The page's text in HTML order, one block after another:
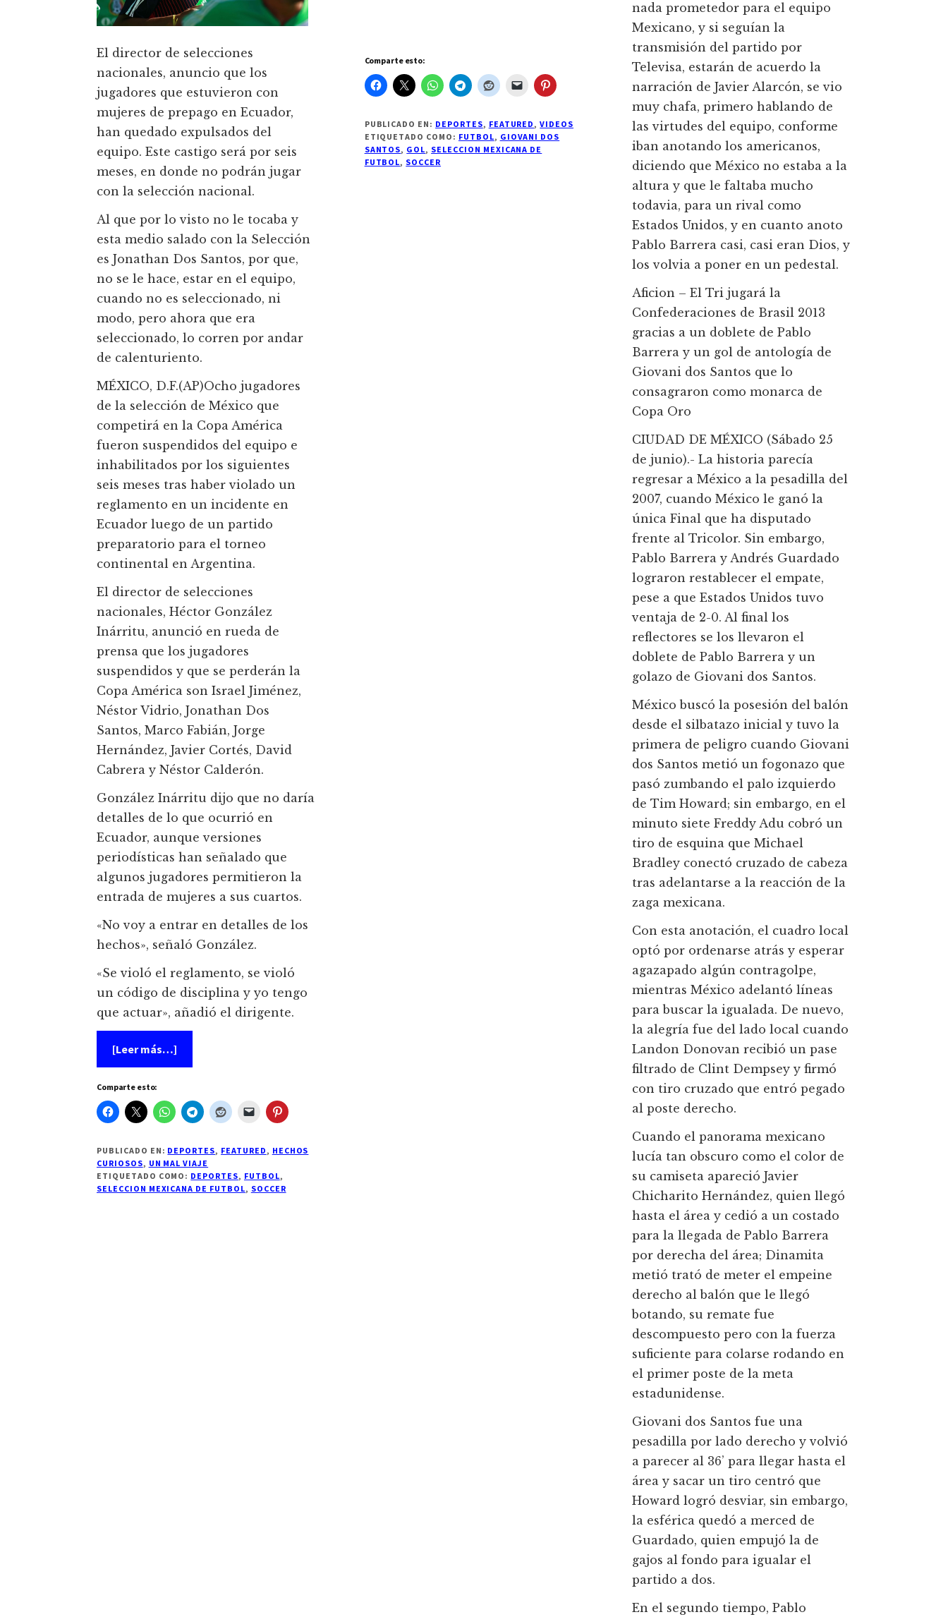
El director de selecciones
nacionales, anuncio que los
jugadores que estuvieron con
mujeres de prepago en Ecuador,
han quedado expulsados del
equipo. Este castigo será por seis
meses, en donde no podrán jugar
con la selección nacional.
Al que por lo visto no le tocaba y
esta medio salado con la Selección
es Jonathan Dos Santos, por que,
no se le hace, estar en el equipo,
cuando no es seleccionado, ni
modo, pero ahora que era
seleccionado, lo corren por andar
de calenturiento.
MÉXICO, D.F.(AP)Ocho jugadores
de la selección de México que
competirá en la Copa América
fueron suspendidos del equipo e
inhabilitados por los siguientes
seis meses tras haber violado un
reglamento en un incidente en
Ecuador luego de un partido
preparatorio para el torneo
continental en Argentina.
El director de selecciones
nacionales, Héctor González
Inárritu, anunció en rueda de
prensa que los jugadores
suspendidos y que se perderán la
Copa América son Israel Jiménez,
Néstor Vidrio, Jonathan Dos
Santos, Marco Fabián, Jorge
Hernández, Javier Cortés, David
Cabrera y Néstor Calderón.
González Inárritu dijo que no daría
detalles de lo que ocurrió en
Ecuador, aunque versiones
periodísticas han señalado que
algunos jugadores permitieron la
entrada de mujeres a sus cuartos.
«No voy a entrar en detalles de los
hechos», señaló González.
«Se violó el reglamento, se violó
un código de disciplina y yo tengo
que actuar», añadió el dirigente.
[Leer más…]
Expulsan
a
involucrados
de
mujeres
de
la
vida
Comparte esto:
PUBLICADO EN: DEPORTES, FEATURED, HECHOS
CURIOSOS, UN MAL VIAJE
ETIQUETADO COMO: DEPORTES, FUTBOL,
SELECCION MEXICANA DE FUTBOL, SOCCER
Comparte esto:
PUBLICADO EN: DEPORTES, FEATURED,VIDEOS
ETIQUETADO COMO: FUTBOL, GIOVANI DOS
SANTOS, GOL, SELECCION MEXICANA DE
FUTBOL, SOCCER
nada prometedor para el equipo
Mexicano, y si seguían la
transmisión del partido por
Televisa, estarán de acuerdo la
narración de Javier Alarcón, se vio
muy chafa, primero hablando de
las virtudes del equipo, conforme
iban anotando los americanos,
diciendo que México no estaba a la
altura y que le faltaba mucho
todavia, para un rival como
Estados Unidos, y en cuanto anoto
Pablo Barrera casi, casi eran Dios, y
los volvia a poner en un pedestal.
Aficion – El Tri jugará la
Confederaciones de Brasil 2013
gracias a un doblete de Pablo
Barrera y un gol de antología de
Giovani dos Santos que lo
consagraron como monarca de
Copa Oro
CIUDAD DE MÉXICO (Sábado 25
de junio).- La historia parecía
regresar a México a la pesadilla del
2007, cuando México le ganó la
única Final que ha disputado
frente al Tricolor. Sin embargo,
Pablo Barrera y Andrés Guardado
lograron restablecer el empate,
pese a que Estados Unidos tuvo
ventaja de 2-0. Al final los
reflectores se los llevaron el
doblete de Pablo Barrera y un
golazo de Giovani dos Santos.
México buscó la posesión del balón
desde el silbatazo inicial y tuvo la
primera de peligro cuando Giovani
dos Santos metió un fogonazo que
pasó zumbando el palo izquierdo
de Tim Howard; sin embargo, en el
minuto siete Freddy Adu cobró un
tiro de esquina que Michael
Bradley conectó cruzado de cabeza
tras adelantarse a la reacción de la
zaga mexicana.
Con esta anotación, el cuadro local
optó por ordenarse atrás y esperar
agazapado algún contragolpe,
mientras México adelantó líneas
para buscar la igualada. De nuevo,
la alegría fue del lado local cuando
Landon Donovan recibió un pase
filtrado de Clint Dempsey y firmó
con tiro cruzado que entró pegado
al poste derecho.
Cuando el panorama mexicano
lucía tan obscuro como el color de
su camiseta apareció Javier
Chicharito Hernández, quien llegó
hasta el área y cedió a un costado
para la llegada de Pablo Barrera
por derecha del área; Dinamita
metió trató de meter el empeine
derecho al balón que le llegó
botando, su remate fue
descompuesto pero con la fuerza
suficiente para colarse rodando en
el primer poste de la meta
estadunidense.
Giovani dos Santos fue una
pesadilla por lado derecho y volvió
a parecer al 36’ para llegar hasta el
área y sacar un tiro centró que
Howard logró desviar, sin embargo,
la esférica quedó a merced de
Guardado, quien empujó la de
gajos al fondo para igualar el
partido a dos.
En el segundo tiempo, Pablo